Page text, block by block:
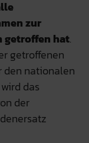
zur
getroffen hat.
getroffenen
den nationalen
das
der